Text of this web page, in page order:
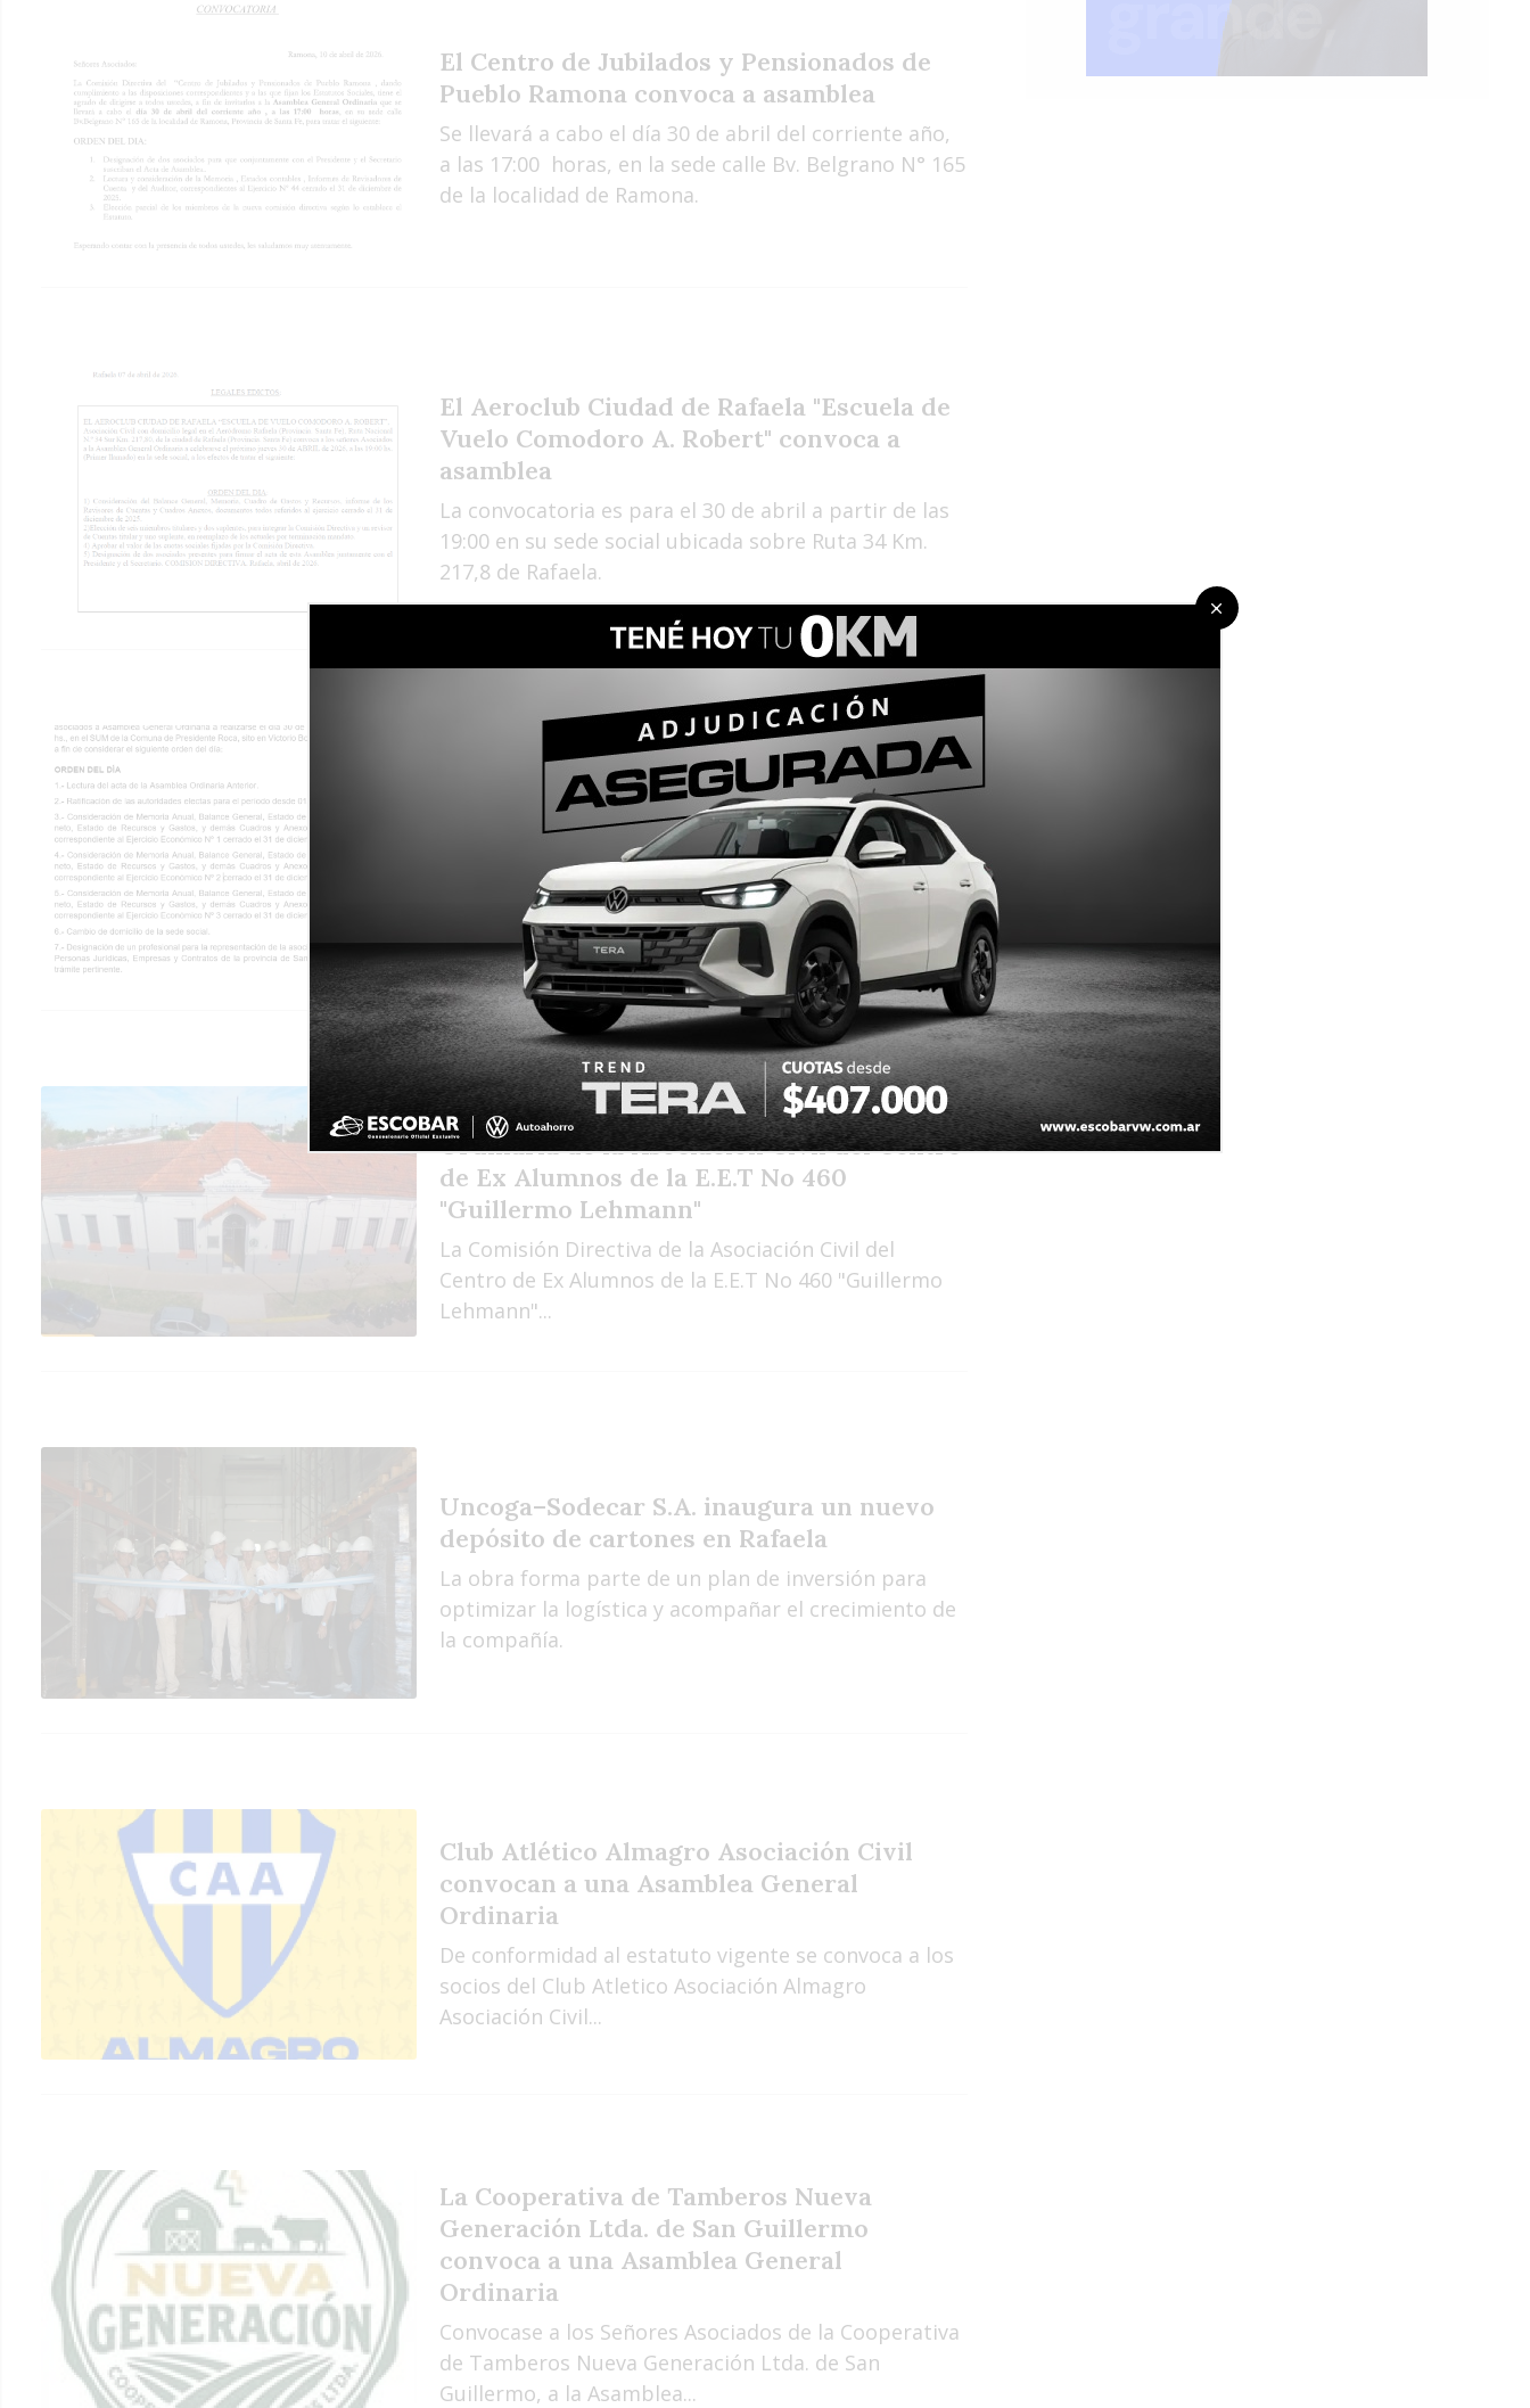
El Centro de Jubilados y Pensionados de
Pueblo Ramona convoca a asamblea
Se llevará a cabo el día 30 de abril del corriente año,
a las 17:00 horas, en la sede calle Bv. Belgrano N° 165
de la localidad de Ramona.
El Aeroclub Ciudad de Rafaela "Escuela de
Vuelo Comodoro A. Robert" convoca a
asamblea
La convocatoria es para el 30 de abril a partir de las
19:00 en su sede social ubicada sobre Ruta 34 Km.
217,8 de Rafaela.
Cultura Presidente Roca Asociación
Cultural convoca a asamblea
La convocatoria es para el 30 de abril a partir de las
20:00 en el SUM de la Comuna de Presidente Roca.
Convocatoria a Asamblea General
Ordinaria de la Asociación Civil del Centro
de Ex Alumnos de la E.E.T No 460
"Guillermo Lehmann"
La Comisión Directiva de la Asociación Civil del
Centro de Ex Alumnos de la E.E.T No 460 "Guillermo
Lehmann"...
Uncoga–Sodecar S.A. inaugura un nuevo
depósito de cartones en Rafaela
La obra forma parte de un plan de inversión para
optimizar la logística y acompañar el crecimiento de
la compañía.
Club Atlético Almagro Asociación Civil
convocan a una Asamblea General
Ordinaria
De conformidad al estatuto vigente se convoca a los
socios del Club Atletico Asociación Almagro
Asociación Civil...
La Cooperativa de Tamberos Nueva
Generación Ltda. de San Guillermo
convoca a una Asamblea General
Ordinaria
Convocase a los Señores Asociados de la Cooperativa
de Tamberos Nueva Generación Ltda. de San
Guillermo, a la Asamblea...